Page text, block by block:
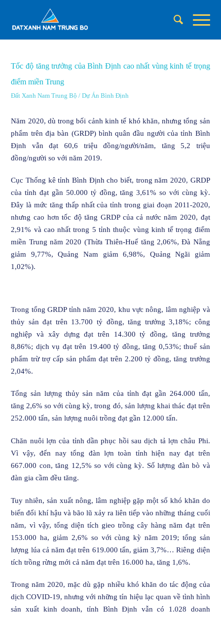
Tốc độ tăng trưởng của Bình Định cao nhất vùng kinh tế trọng
điểm miền Trung
Đất Xanh Nam Trung Bộ /Dự Án Bình Định
Năm 2020, dù trong bối cảnh kinh tế khó khăn, nhưng tổng sản
phẩm trên địa bàn (GRDP) bình quân đầu người của tỉnh Bình
Định vẫn đạt 60,6 triệu đồng/người/năm, tăng 5,2 triệu
đồng/người so với năm 2019.
Cục Thống kê tỉnh Bình Định cho biết, trong năm 2020, GRDP
của tỉnh đạt gần 50.000 tỷ đồng, tăng 3,61% so với cùng kỳ.
Đây là mức tăng thấp nhất của tỉnh trong giai đoạn 2011-2020,
nhưng cao hơn tốc độ tăng GRDP của cả nước năm 2020, đạt
2,91% và cao nhất trong 5 tỉnh thuộc vùng kinh tế trọng điểm
miền Trung năm 2020 (Thừa Thiên-Huế tăng 2,06%, Đà Nẵng
giảm 9,77%, Quảng Nam giảm 6,98%, Quảng Ngãi giảm
1,02%).
Trong tổng GRDP tỉnh năm 2020, khu vực nông, lâm nghiệp và
thủy sản đạt trên 13.700 tỷ đồng, tăng trưởng 3,18%; công
nghiệp và xây dựng đạt trên 14.300 tỷ đồng, tăng trưởng
8,86%; dịch vụ đạt trên 19.400 tỷ đồng, tăng 0,53%; thuế sản
phẩm trừ trợ cấp sản phẩm đạt trên 2.200 tỷ đồng, tăng trưởng
2,04%.
Tổng sản lượng thủy sản năm của tỉnh đạt gần 264.000 tấn,
tăng 2,6% so với cùng kỳ, trong đó, sản lượng khai thác đạt trên
252.000 tấn, sản lượng nuôi trồng đạt gần 12.000 tấn.
Chăn nuôi lợn của tỉnh dần phục hồi sau dịch tả lợn châu Phi.
Vì vậy, đến nay tổng đàn lợn toàn tỉnh hiện nay đạt trên
667.000 con, tăng 12,5% so với cùng kỳ. Số lượng đàn bò và
đàn gia cầm đều tăng.
Tuy nhiên, sản xuất nông, lâm nghiệp gặp một số khó khăn do
biến đổi khí hậu và bão lũ xảy ra liên tiếp vào những tháng cuối
năm, vì vậy, tổng diện tích gieo trồng cây hàng năm đạt trên
153.000 ha, giảm 2,6% so với cùng kỳ năm 2019; tổng sản
lượng lúa cả năm đạt trên 619.000 tấn, giảm 3,7%… Riêng diện
tích trồng rừng mới cả năm đạt trên 16.000 ha, tăng 1,6%.
Trong năm 2020, mặc dù gặp nhiều khó khăn do tác động của
dịch COVID-19, nhưng với những tín hiệu lạc quan về tình hình
sản xuất kinh doanh, tỉnh Bình Định vẫn có 1.028 doanh